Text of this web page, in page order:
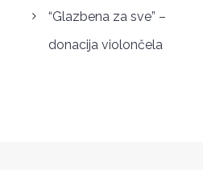
“Glazbena za sve” –
donacija violončela